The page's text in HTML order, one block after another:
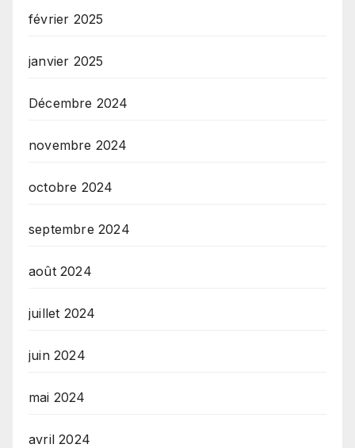
février 2025
janvier 2025
Décembre 2024
novembre 2024
octobre 2024
septembre 2024
août 2024
juillet 2024
juin 2024
mai 2024
avril 2024